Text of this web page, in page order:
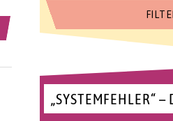
„SYSTEMFEHLER“